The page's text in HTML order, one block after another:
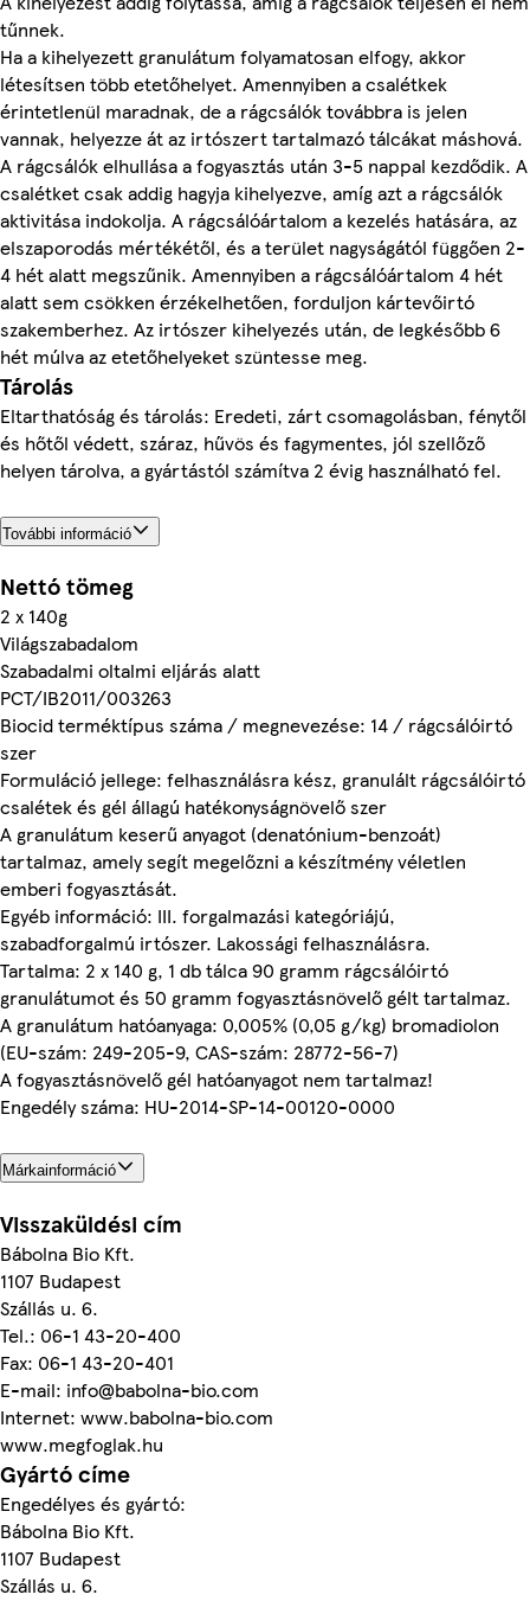
tűnnek.
Ha a kihelyezett granulátum folyamatosan elfogy, akkor
létesítsen több etetőhelyet. Amennyiben a csalétkek
érintetlenül maradnak, de a rágcsálók továbbra is jelen
vannak, helyezze át az irtószert tartalmazó tálcákat máshová.
A rágcsálók elhullása a fogyasztás után 3-5 nappal kezdődik. A
csalétket csak addig hagyja kihelyezve, amíg azt a rágcsálók
aktivitása indokolja. A rágcsálóártalom a kezelés hatására, az
elszaporodás mértékétől, és a terület nagyságától függően 2-
4 hét alatt megszűnik. Amennyiben a rágcsálóártalom 4 hét
alatt sem csökken érzékelhetően, forduljon kártevőirtó
szakemberhez. Az irtószer kihelyezés után, de legkésőbb 6
hét múlva az etetőhelyeket szüntesse meg.
Tárolás
Eltarthatóság és tárolás: Eredeti, zárt csomagolásban, fénytől
és hőtől védett, száraz, hűvös és fagymentes, jól szellőző
helyen tárolva, a gyártástól számítva 2 évig használható fel.
További információ
Nettó tömeg
2 x 140g
Világszabadalom
Szabadalmi oltalmi eljárás alatt
PCT/IB2011/003263
Biocid terméktípus száma / megnevezése: 14 / rágcsálóirtó
szer
Formuláció jellege: felhasználásra kész, granulált rágcsálóirtó
csalétek és gél állagú hatékonyságnövelő szer
A granulátum keserű anyagot (denatónium-benzoát)
tartalmaz, amely segít megelőzni a készítmény véletlen
emberi fogyasztását.
Egyéb információ: III. forgalmazási kategóriájú,
szabadforgalmú irtószer. Lakossági felhasználásra.
Tartalma: 2 x 140 g, 1 db tálca 90 gramm rágcsálóirtó
granulátumot és 50 gramm fogyasztásnövelő gélt tartalmaz.
A granulátum hatóanyaga: 0,005% (0,05 g/kg) bromadiolon
(EU-szám: 249-205-9, CAS-szám: 28772-56-7)
A fogyasztásnövelő gél hatóanyagot nem tartalmaz!
Engedély száma: HU-2014-SP-14-00120-0000
Márkainformáció
Visszaküldési cím
Bábolna Bio Kft.
1107 Budapest
Szállás u. 6.
Tel.: 06-1 43-20-400
Fax: 06-1 43-20-401
E-mail: info@babolna-bio.com
Internet: www.babolna-bio.com
www.megfoglak.hu
Gyártó címe
Engedélyes és gyártó:
Bábolna Bio Kft.
1107 Budapest
Szállás u. 6.